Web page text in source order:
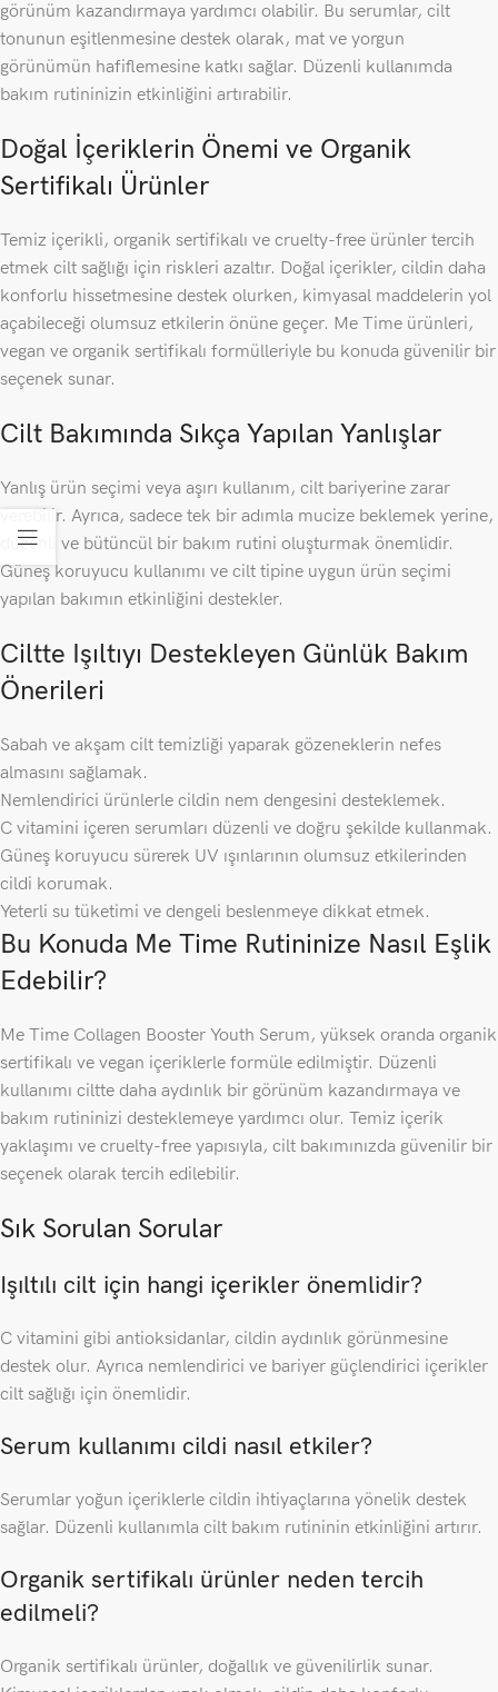
görünüm kazandırmaya yardımcı olabilir. Bu serumlar, cilt
tonunun eşitlenmesine destek olarak, mat ve yorgun
görünümün hafiflemesine katkı sağlar. Düzenli kullanımda
bakım rutininizin etkinliğini artırabilir.
Doğal İçeriklerin Önemi ve Organik
Sertifikalı Ürünler
Temiz içerikli, organik sertifikalı ve cruelty-free ürünler tercih
etmek cilt sağlığı için riskleri azaltır. Doğal içerikler, cildin daha
konforlu hissetmesine destek olurken, kimyasal maddelerin yol
açabileceği olumsuz etkilerin önüne geçer. Me Time ürünleri,
vegan ve organik sertifikalı formülleriyle bu konuda güvenilir bir
seçenek sunar.
Cilt Bakımında Sıkça Yapılan Yanlışlar
Yanlış ürün seçimi veya aşırı kullanım, cilt bariyerine zarar
verebilir. Ayrıca, sadece tek bir adımla mucize beklemek yerine,
düzenli ve bütüncül bir bakım rutini oluşturmak önemlidir.
Güneş koruyucu kullanımı ve cilt tipine uygun ürün seçimi
yapılan bakımın etkinliğini destekler.
Ciltte Işıltıyı Destekleyen Günlük Bakım
Önerileri
Sabah ve akşam cilt temizliği yaparak gözeneklerin nefes
almasını sağlamak.
Nemlendirici ürünlerle cildin nem dengesini desteklemek.
C vitamini içeren serumları düzenli ve doğru şekilde kullanmak.
Güneş koruyucu sürerek UV ışınlarının olumsuz etkilerinden
cildi korumak.
Yeterli su tüketimi ve dengeli beslenmeye dikkat etmek.
Bu Konuda Me Time Rutininize Nasıl Eşlik
Edebilir?
Me Time Collagen Booster Youth Serum, yüksek oranda organik
sertifikalı ve vegan içeriklerle formüle edilmiştir. Düzenli
kullanımı ciltte daha aydınlık bir görünüm kazandırmaya ve
bakım rutininizi desteklemeye yardımcı olur. Temiz içerik
yaklaşımı ve cruelty-free yapısıyla, cilt bakımınızda güvenilir bir
seçenek olarak tercih edilebilir.
Sık Sorulan Sorular
Işıltılı cilt için hangi içerikler önemlidir?
C vitamini gibi antioksidanlar, cildin aydınlık görünmesine
destek olur. Ayrıca nemlendirici ve bariyer güçlendirici içerikler
cilt sağlığı için önemlidir.
Serum kullanımı cildi nasıl etkiler?
Serumlar yoğun içeriklerle cildin ihtiyaçlarına yönelik destek
sağlar. Düzenli kullanımla cilt bakım rutininin etkinliğini artırır.
Organik sertifikalı ürünler neden tercih
edilmeli?
Organik sertifikalı ürünler, doğallık ve güvenilirlik sunar.